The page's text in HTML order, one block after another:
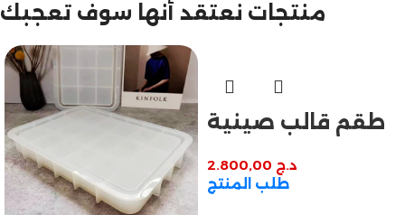
منتجات نعتقد أنها سوف تعجبك
طقم قالب صينية
كوستر د.ج
طلب المنتج